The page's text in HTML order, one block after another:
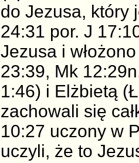
do Jezusa, który
24:31 por. J
Jezusa i
23:39, Mk
1:46) i Elżbietą
zachowali się
10:27 uczony w
uczyli, że to